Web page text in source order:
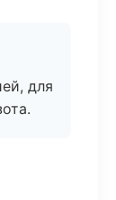
для